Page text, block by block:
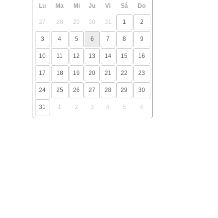
Lu Ma Mi Ju Vi Sá Do
27 28 29 30 31 1 2
3 4 5 6 7 8 9
10 11 12 13 14 15 16
17 18 19 20 21 22 23
24 25 26 27 28 29 30
31 1 2 3 4 5 6